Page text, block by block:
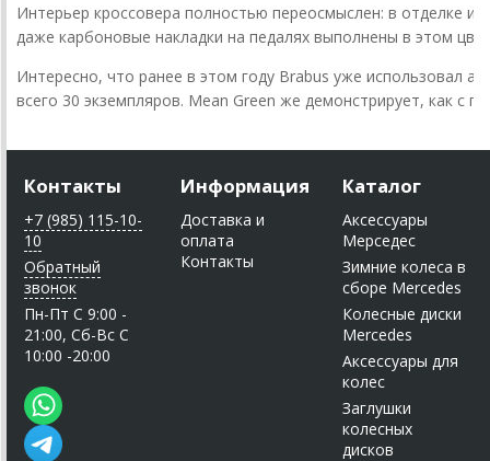
Интерьер кроссовера полностью переосмыслен: в отделке
даже карбоновые накладки на педалях выполнены в этом
Интересно, что ранее в этом году Brabus уже использовал
всего 30 экземпляров. Mean Green же демонстрирует, как с
Контакты
+7 (985) 115-10-
10
Обратный
звонок
Пн-Пт C 9:00 -
21:00, Сб-Вс С
10:00 -20:00
Информация
Доставка и
оплата
Контакты
Каталог
Аксессуары
Мерседес
Зимние колеса в
сборе Mercedes
Колесные диски
Mercedes
Аксессуары для
колес
Заглушки
колесных
дисков